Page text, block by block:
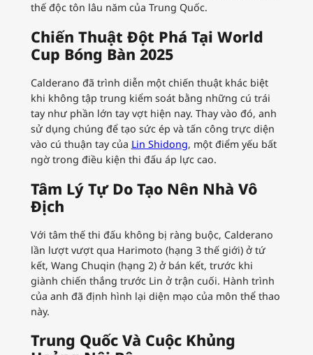
thế độc tôn lâu năm của Trung Quốc.
Chiến Thuật Đột Phá Tại World
Cup Bóng Bàn 2025
Calderano đã trình diễn một chiến thuật khác biệt
khi không tập trung kiểm soát bằng những cú trái
tay như phần lớn tay vợt hiện nay. Thay vào đó, anh
sử dụng chúng để tạo sức ép và tấn công trực diện
vào cú thuận tay của Lin Shidong, một điểm yếu bất
ngờ trong điều kiện thi đấu áp lực cao.
Tâm Lý Tự Do Tạo Nên Nhà Vô
Địch
Với tâm thế thi đấu không bị ràng buộc, Calderano
lần lượt vượt qua Harimoto (hạng 3 thế giới) ở tứ
kết, Wang Chuqin (hạng 2) ở bán kết, trước khi
giành chiến thắng trước Lin ở trận cuối. Hành trình
của anh đã định hình lại diện mạo của môn thể thao
này.
Trung Quốc Và Cuộc Khủng